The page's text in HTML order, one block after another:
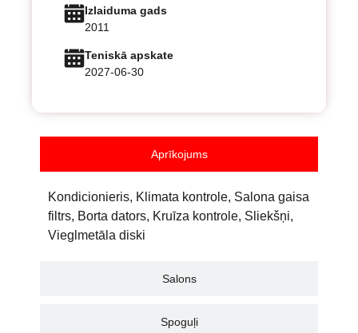
Izlaiduma gads
2011
Teniskā apskate
2027-06-30
Aprīkojums
Salons
Spoguļi
Kondicionieris, Klimata kontrole, Salona gaisa
filtrs, Borta dators, Kruīza kontrole, Sliekšņi,
Vieglmetāla diski